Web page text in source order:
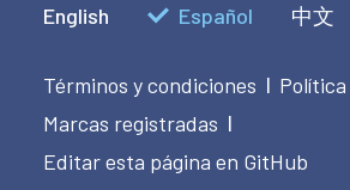
English Español 中文
Términos y condiciones |
Marcas registradas |
Editar esta página en GitHub